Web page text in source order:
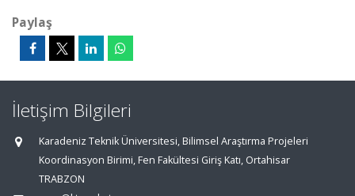
Paylaş
İletişim Bilgileri
Karadeniz Teknik Üniversitesi, Bilimsel Araştırma Projeleri
Koordinasyon Birimi, Fen Fakültesi Giriş Katı, Ortahisar
TRABZON